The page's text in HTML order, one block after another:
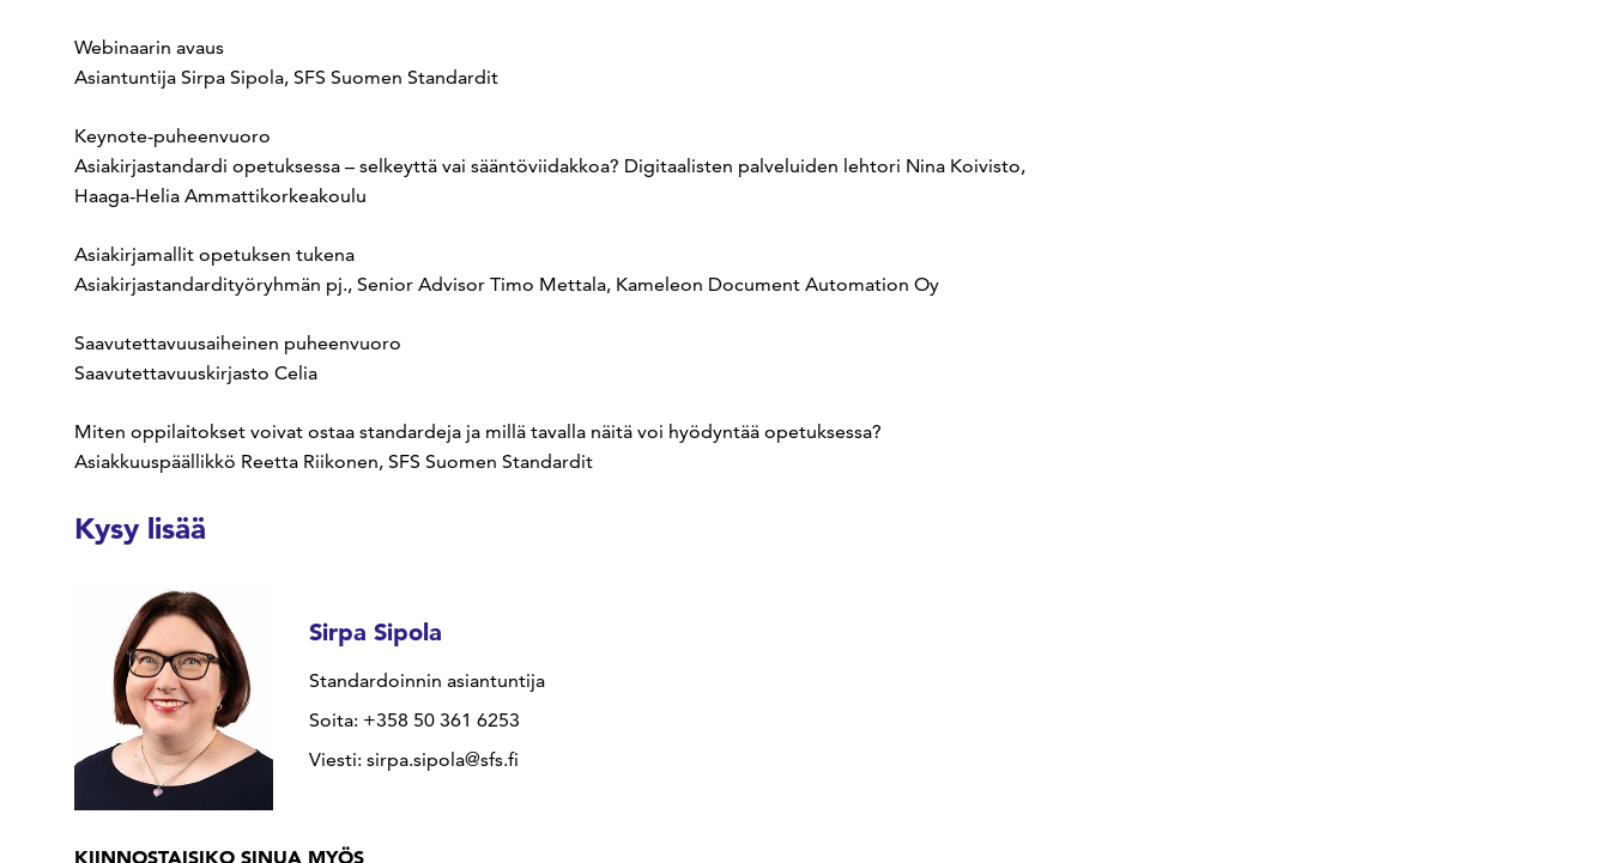
Webinaarin avaus
Asiantuntija Sirpa Sipola, SFS Suomen Standardit
Keynote-puheenvuoro
Asiakirjastandardi opetuksessa – selkeyttä vai sääntöviidakkoa? Digitaalisten palveluiden lehtori Nina Koivisto,
Haaga-Helia Ammattikorkeakoulu
Asiakirjamallit opetuksen tukena
Asiakirjastandardityöryhmän pj., Senior Advisor Timo Mettala, Kameleon Document Automation Oy
Saavutettavuusaiheinen puheenvuoro
Saavutettavuuskirjasto Celia
Miten oppilaitokset voivat ostaa standardeja ja millä tavalla näitä voi hyödyntää opetuksessa?
Asiakkuuspäällikkö Reetta Riikonen, SFS Suomen Standardit
Kysy lisää
Sirpa Sipola
Standardoinnin asiantuntija
Soita: +358 50 361 6253
Viesti: sirpa.sipola@sfs.fi
KIINNOSTAISIKO SINUA MYÖS